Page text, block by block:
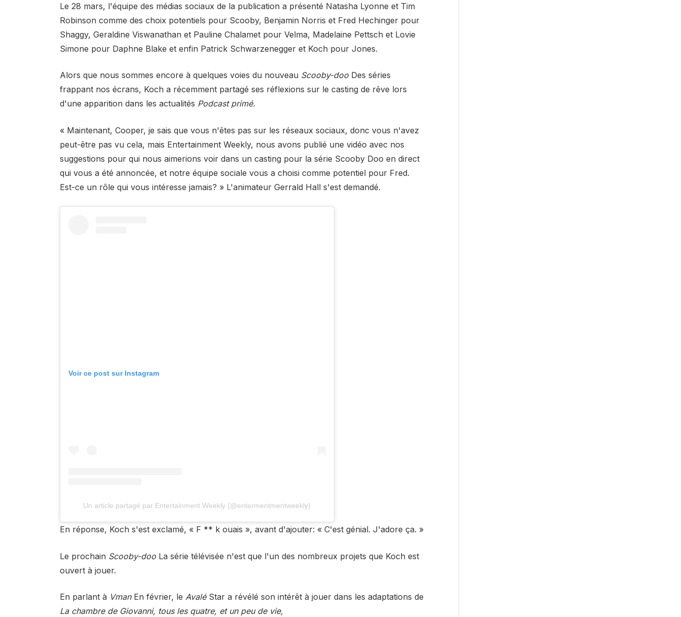
Le 28 mars, l'équipe des médias sociaux de la publication a présenté Natasha Lyonne et Tim
Robinson comme des choix potentiels pour Scooby, Benjamin Norris et Fred Hechinger pour
Shaggy, Geraldine Viswanathan et Pauline Chalamet pour Velma, Madelaine Pettsch et Lovie
Simone pour Daphne Blake et enfin Patrick Schwarzenegger et Koch pour Jones.
Alors que nous sommes encore à quelques voies du nouveau Scooby-dooDes séries
frappant nos écrans, Koch a récemment partagé ses réflexions sur le casting de rêve lors
d'une apparition dans les actualités Podcast primé.
« Maintenant, Cooper, je sais que vous n'êtes pas sur les réseaux sociaux, donc vous n'avez
peut-être pas vu cela, mais Entertainment Weekly, nous avons publié une vidéo avec nos
suggestions pour qui nous aimerions voir dans un casting pour la série Scooby Doo en direct
qui vous a été annoncée, et notre équipe sociale vous a choisi comme potentiel pour Fred.
Est-ce un rôle qui vous intéresse jamais? » L'animateur Gerrald Hall s'est demandé.
Voir ce post sur Instagram
Un article partagé par Entertainment Weekly (@entermentmentweekly)
En réponse, Koch s'est exclamé, « F ** k ouais », avant d'ajouter: « C'est génial. J'adore ça. »
Le prochain Scooby-dooLa série télévisée n'est que l'un des nombreux projets que Koch est
ouvert à jouer.
En parlant à Vman En février, le Avalé Star a révélé son intérêt à jouer dans les adaptations de
La chambre de Giovanni, tous les quatre, et un peu de vie,